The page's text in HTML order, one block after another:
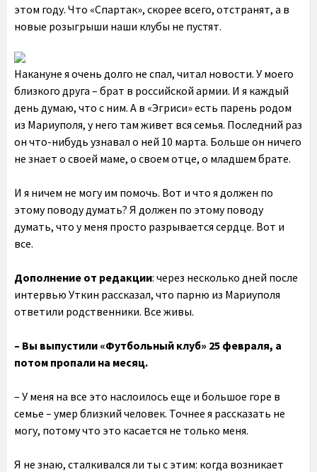
этом году. Что «Спартак», скорее всего, отстранят, а в
новые розыгрыши наши клубы не пустят.
Накануне я очень долго не спал, читал новости. У моего
близкого друга – брат в российской армии. И я каждый
день думаю, что с ним. А в «Эгриси» есть парень родом
из Мариуполя, у него там живет вся семья. Последний раз
он что-нибудь узнавал о ней 10 марта. Больше он ничего
не знает о своей маме, о своем отце, о младшем брате.
И я ничем не могу им помочь. Вот и что я должен по
этому поводу думать? Я должен по этому поводу
думать, что у меня просто разрывается сердце. Вот и
все.
Дополнение от редакции: через несколько дней после
интервью Уткин рассказал, что парню из Мариуполя
ответили родственники. Все живы.
– Вы выпустили «Футбольный клуб» 25 февраля, а
потом пропали на месяц.
– У меня на все это наслоилось еще и большое горе в
семье – умер близкий человек. Точнее я рассказать не
могу, потому что это касается не только меня.
Я не знаю, сталкивался ли ты с этим: когда возникает